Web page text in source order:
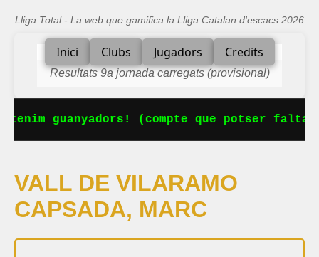
Lliga Total - La web que gamifica la Lliga Catalan d'escacs 2026
Inici Clubs Jugadors Credits
Resultats 9a jornada carregats (provisional)
guanyadors! (compte que potser falta
VALL DE VILARAMO
CAPSADA, MARC